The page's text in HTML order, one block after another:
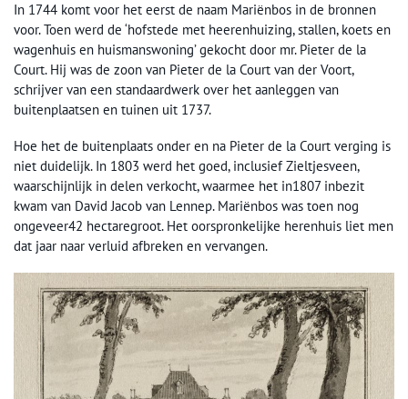
In 1744 komt voor het eerst de naam Mariënbos in de bronnen
voor. Toen werd de ‘hofstede met heerenhuizing, stallen, koets en
wagenhuis en huismanswoning’ gekocht door mr. Pieter de la
Court. Hij was de zoon van Pieter de la Court van der Voort,
schrijver van een standaardwerk over het aanleggen van
buitenplaatsen en tuinen uit 1737.
Hoe het de buitenplaats onder en na Pieter de la Court verging is
niet duidelijk. In 1803 werd het goed, inclusief Zieltjesveen,
waarschijnlijk in delen verkocht, waarmee het in1807 inbezit
kwam van David Jacob van Lennep. Mariënbos was toen nog
ongeveer42 hectaregroot. Het oorspronkelijke herenhuis liet men
dat jaar naar verluid afbreken en vervangen.